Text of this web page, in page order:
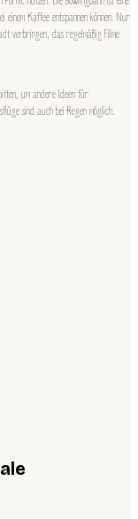
einem Kaffee entspannen können. Nur
verbringen, das regelmäßig Filme
um andere Ideen für
sind auch bei Regen möglich.